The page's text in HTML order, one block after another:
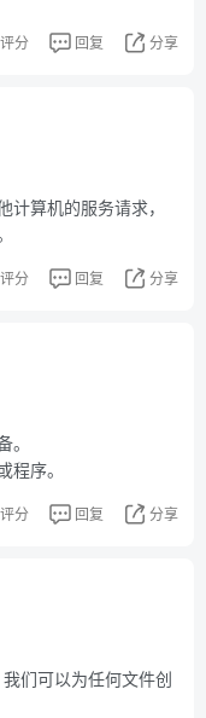
评分 回复 分享
算机的服务请求，
评分 回复 分享
序。
评分 回复 分享
们可以为任何文件创